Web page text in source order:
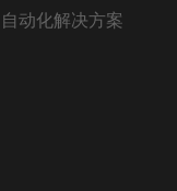
自动化解决方案